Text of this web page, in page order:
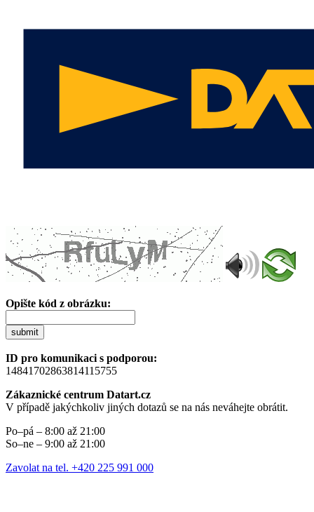
Opište kód z obrázku:
submit
ID pro komunikaci s podporou:
14841702863814115755
Zákaznické centrum Datart.cz
V případě jakýchkoliv jiných dotazů se na nás neváhejte obrátit.
Po–pá – 8:00 až 21:00
So–ne – 9:00 až 21:00
Zavolat na tel. +420 225 991 000